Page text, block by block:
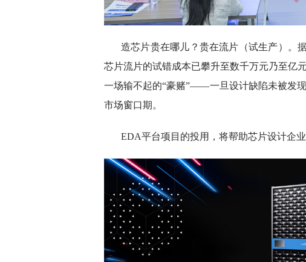
造芯片贵在哪儿？贵在流片（试生产）。
芯片流片的试错成本已攀升至数千万元乃至亿
一场输不起的“豪赌”——一旦设计缺陷未被发
市场窗口期。
EDA平台项目的投用，将帮助芯片设计企业